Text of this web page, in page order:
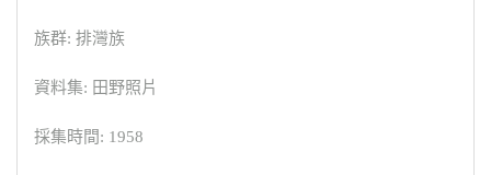
族群: 排灣族
資料集: 田野照片
採集時間: 1958